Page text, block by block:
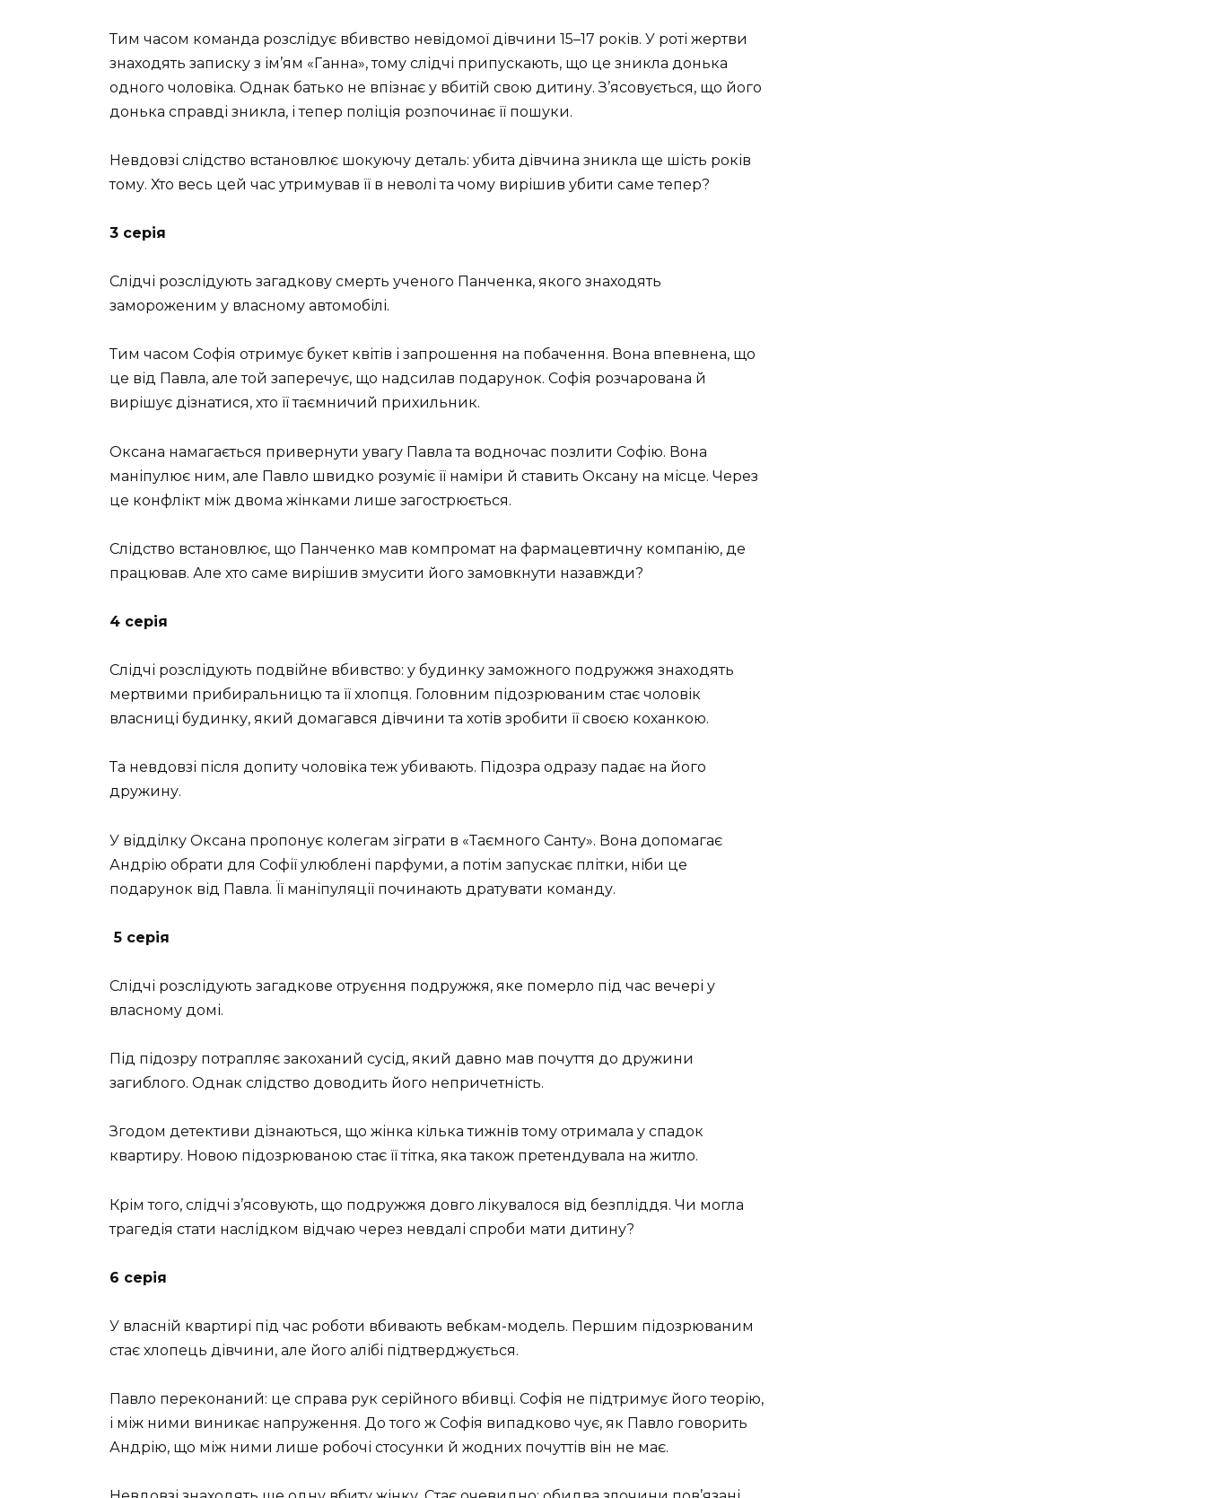
Тим часом команда розслідує вбивство невідомої дівчини 15–17 років. У роті жертви
знаходять записку з ім’ям «Ганна», тому слідчі припускають, що це зникла донька
одного чоловіка. Однак батько не впізнає у вбитій свою дитину. З’ясовується, що його
донька справді зникла, і тепер поліція розпочинає її пошуки.
Невдовзі слідство встановлює шокуючу деталь: убита дівчина зникла ще шість років
тому. Хто весь цей час утримував її в неволі та чому вирішив убити саме тепер?
3 серія
Слідчі розслідують загадкову смерть ученого Панченка, якого знаходять
замороженим у власному автомобілі.
Тим часом Софія отримує букет квітів і запрошення на побачення. Вона впевнена, що
це від Павла, але той заперечує, що надсилав подарунок. Софія розчарована й
вирішує дізнатися, хто її таємничий прихильник.
Оксана намагається привернути увагу Павла та водночас позлити Софію. Вона
маніпулює ним, але Павло швидко розуміє її наміри й ставить Оксану на місце. Через
це конфлікт між двома жінками лише загострюється.
Слідство встановлює, що Панченко мав компромат на фармацевтичну компанію, де
працював. Але хто саме вирішив змусити його замовкнути назавжди?
4 серія
Слідчі розслідують подвійне вбивство: у будинку заможного подружжя знаходять
мертвими прибиральницю та її хлопця. Головним підозрюваним стає чоловік
власниці будинку, який домагався дівчини та хотів зробити її своєю коханкою.
Та невдовзі після допиту чоловіка теж убивають. Підозра одразу падає на його
дружину.
У відділку Оксана пропонує колегам зіграти в «Таємного Санту». Вона допомагає
Андрію обрати для Софії улюблені парфуми, а потім запускає плітки, ніби це
подарунок від Павла. Її маніпуляції починають дратувати команду.
5 серія
Слідчі розслідують загадкове отруєння подружжя, яке померло під час вечері у
власному домі.
Під підозру потрапляє закоханий сусід, який давно мав почуття до дружини
загиблого. Однак слідство доводить його непричетність.
Згодом детективи дізнаються, що жінка кілька тижнів тому отримала у спадок
квартиру. Новою підозрюваною стає її тітка, яка також претендувала на житло.
Крім того, слідчі з’ясовують, що подружжя довго лікувалося від безпліддя. Чи могла
трагедія стати наслідком відчаю через невдалі спроби мати дитину?
6 серія
У власній квартирі під час роботи вбивають вебкам-модель. Першим підозрюваним
стає хлопець дівчини, але його алібі підтверджується.
Павло переконаний: це справа рук серійного вбивці. Софія не підтримує його теорію,
і між ними виникає напруження. До того ж Софія випадково чує, як Павло говорить
Андрію, що між ними лише робочі стосунки й жодних почуттів він не має.